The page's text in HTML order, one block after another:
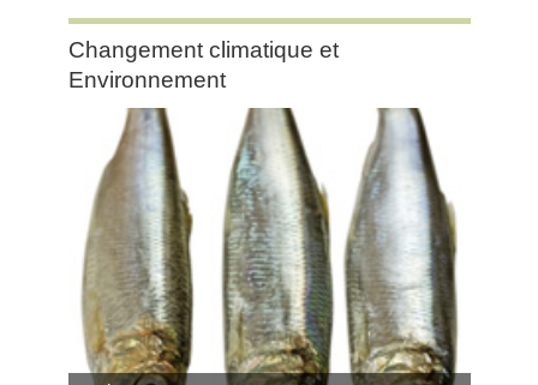
Category:
Changement
climatique
Environnement
Changement climatique et
Environnement